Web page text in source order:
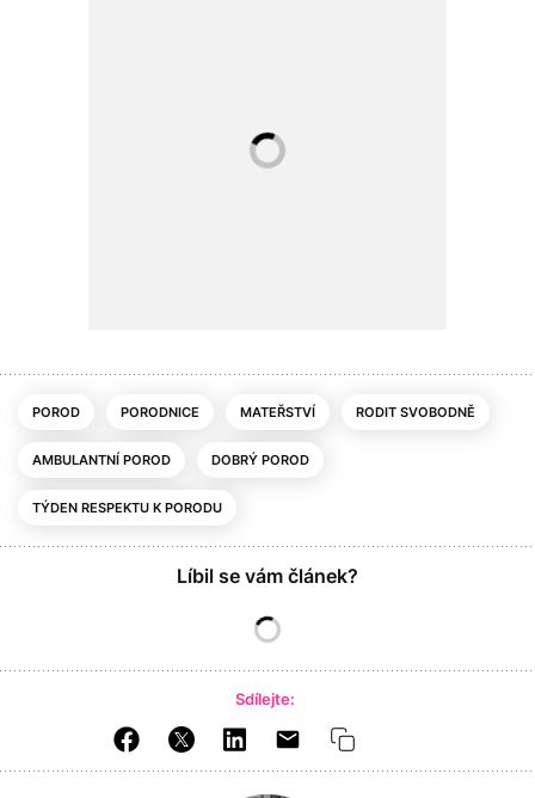
POROD PORODNICE MATEŘSTVÍ RODIT SVOBODNĚ
AMBULANTNÍ POROD DOBRÝ POROD
TÝDEN RESPEKTU K PORODU
Líbil se vám článek?
Sdílejte: